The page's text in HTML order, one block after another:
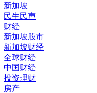
新加坡
民生民声
财经
新加坡股市
新加坡财经
全球财经
中国财经
投资理财
房产